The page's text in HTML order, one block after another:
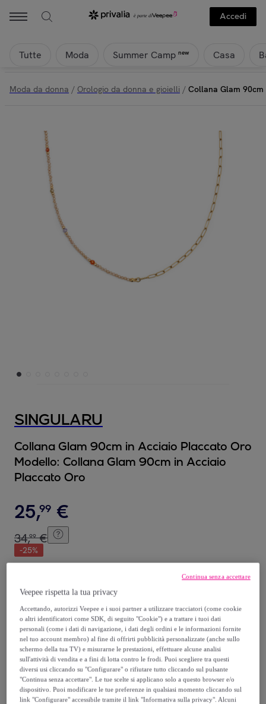
Accedi
Tutte Moda Summer Camp new Casa
Moda da donna / Orologio da donna e gioielli / Collana Glam
SINGULARU
Collana Glam 90cm in Acciaio Placcato Oro
Modello: Collana Glam 90cm in Acciaio
Placcato Oro
25,99 €
34,99 €
-25%
Consegna
Spedizione gratuita
Consegna: tra il08/08e il11/08
Veepee rispetta la tua privacy
Accettando, autorizzi Veepee e i suoi partner a utilizzare tracciatori (come cookie
o altri identificatori come SDK, di seguito "Cookie") e a trattare i tuoi dati
personali (come i dati di navigazione, i dati degli ordini e le informazioni fornite
nel tuo account membro) al fine di offrirti pubblicità personalizzate (anche sullo
schermo della tua TV) e misurarne le prestazioni, effettuare alcune analisi
sull'attività di vendita e a fini di lotta contro le frodi. Puoi scegliere tra questi
diversi usi cliccando su "Configurare" o rifiutare tutto cliccando sul pulsante
"Continua senza accettare". Le tue scelte si applicano solo a questo browser e/o
dispositivo. Puoi modificare le tue preferenze in qualsiasi momento cliccando sul
link "Configurare" accessibile tramite il link "Informativa sulla privacy". Alcuni
Continua senza accettare